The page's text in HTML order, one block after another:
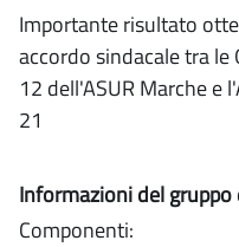
Importante risultato
accordo sindacale tra le
12 dell'ASUR Marche e
21
Informazioni del
Componenti: